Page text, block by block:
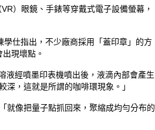
）眼鏡、手錶等穿戴式電子設備螢幕，
仕指出，不少廠商採用「蓋印章」的方
現壞點。
液經噴墨印表機噴出後，液滴內部會產生
，這就是所謂的咖啡環現象。」
就像把量子點抓回來，聚縮成均勻分布的